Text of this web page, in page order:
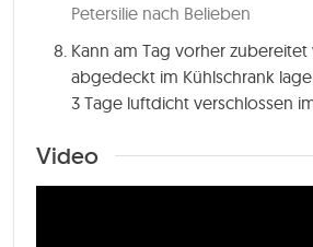
Petersilie nach Belieben
Kann am Tag vorher
abgedeckt im Kühlschrank
3 Tage luftdicht verschlossen
Video